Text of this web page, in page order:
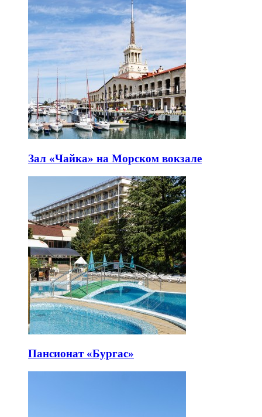
Зал «Чайка» на Морском вокзале
Пансионат «Бургас»